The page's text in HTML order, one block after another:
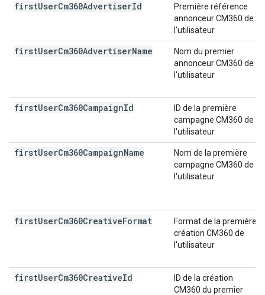
firstUserCm360AdvertiserId
Première référence
annonceur CM360 de
l'utilisateur
firstUserCm360AdvertiserName
Nom du premier
annonceur CM360 de
l'utilisateur
firstUserCm360CampaignId
ID de la première
campagne CM360 de
l'utilisateur
firstUserCm360CampaignName
Nom de la première
campagne CM360 de
l'utilisateur
firstUserCm360CreativeFormat
Format de la première
création CM360 de
l'utilisateur
firstUserCm360CreativeId
ID de la création
CM360 du premier